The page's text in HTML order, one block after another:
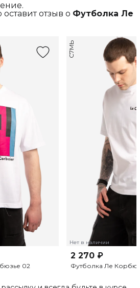
отзыв о Футболка Ле
02
Нет в наличии
С7МЬ
2 270 ₽
Футболка Ле